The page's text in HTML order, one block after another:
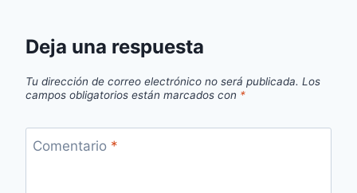
Deja una respuesta
Tu dirección de correo electrónico no será publicada. Los
campos obligatorios están marcados con *
Comentario *